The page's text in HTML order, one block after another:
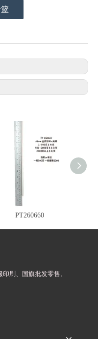
白塑胶桿黄头
PT260660
刷、
国旗批发零售、